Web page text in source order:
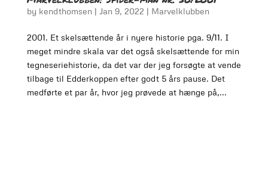
by kendthomsen | Jan 9, 2022 | Marvelklubben
2001. Et skelsættende år i nyere historie pga. 9/11. I
meget mindre skala var det også skelsættende for min
tegneseriehistorie, da det var der jeg forsøgte at vende
tilbage til Edderkoppen efter godt 5 års pause. Det
medførte et par år, hvor jeg prøvede at hænge på,...